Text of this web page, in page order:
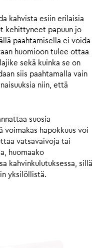
kahvista esiin erilaisia
kehittyneet papuun jo
paahtamisella ei voida
huomioon tulee ottaa
sekä kuinka se on
siis paahtamalla vain
niin, että
suosia
voimakas hapokkuus voi
vatsavaivoja tai
huomaako
kahvinkulutuksessa, sillä
yksilöllistä.